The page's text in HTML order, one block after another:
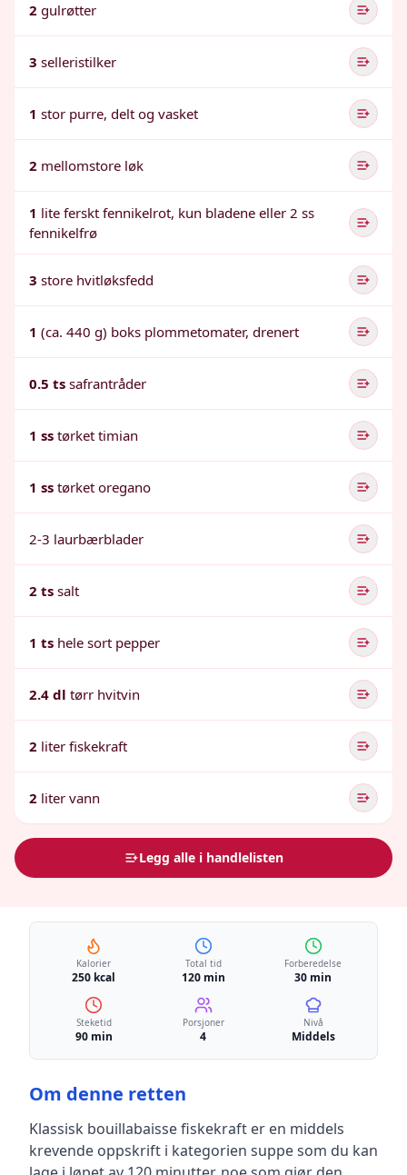
2 gulrøtter
3 selleristilker
1 stor purre, delt og vasket
2 mellomstore løk
1 lite ferskt fennikelrot, kun bladene eller 2 ss
fennikelfrø
3 store hvitløksfedd
1 (ca. 440 g) boks plommetomater, drenert
0.5 ts safrantråder
1 ss tørket timian
1 ss tørket oregano
2-3 laurbærblader
2 ts salt
1 ts hele sort pepper
2.4 dl tørr hvitvin
2 liter fiskekraft
2 liter vann
Legg alle i handlelisten
Kalorier
250 kcal
Total tid
120 min
Forberedelse
30 min
Steketid
90 min
Porsjoner
4
Nivå
Middels
Om denne retten
Klassisk bouillabaisse fiskekraft er en middels
krevende oppskrift i kategorien suppesom du kan